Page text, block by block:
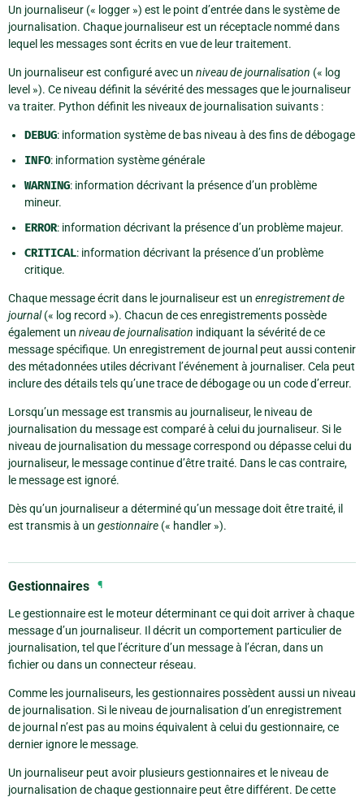
Un journaliseur (« logger ») est le point d’entrée dans le système de
journalisation. Chaque journaliseur est un réceptacle nommé dans
lequel les messages sont écrits en vue de leur traitement.
Un journaliseur est configuré avec un niveau de journalisation (« log
level »). Ce niveau définit la sévérité des messages que le journaliseur
va traiter. Python définit les niveaux de journalisation suivants :
DEBUG: information système de bas niveau à des fins de débogage
INFO: information système générale
WARNING: information décrivant la présence d’un problème
mineur.
ERROR: information décrivant la présence d’un problème majeur.
CRITICAL: information décrivant la présence d’un problème
critique.
Chaque message écrit dans le journaliseur est un enregistrement de
journal(« log record »). Chacun de ces enregistrements possède
également un niveau de journalisation indiquant la sévérité de ce
message spécifique. Un enregistrement de journal peut aussi contenir
des métadonnées utiles décrivant l’événement à journaliser. Cela peut
inclure des détails tels qu’une trace de débogage ou un code d’erreur.
Lorsqu’un message est transmis au journaliseur, le niveau de
journalisation du message est comparé à celui du journaliseur. Si le
niveau de journalisation du message correspond ou dépasse celui du
journaliseur, le message continue d’être traité. Dans le cas contraire,
le message est ignoré.
Dès qu’un journaliseur a déterminé qu’un message doit être traité, il
est transmis à un gestionnaire (« handler »).
Gestionnaires ¶
Le gestionnaire est le moteur déterminant ce qui doit arriver à chaque
message d’un journaliseur. Il décrit un comportement particulier de
journalisation, tel que l’écriture d’un message à l’écran, dans un
fichier ou dans un connecteur réseau.
Comme les journaliseurs, les gestionnaires possèdent aussi un niveau
de journalisation. Si le niveau de journalisation d’un enregistrement
de journal n’est pas au moins équivalent à celui du gestionnaire, ce
dernier ignore le message.
Un journaliseur peut avoir plusieurs gestionnaires et le niveau de
journalisation de chaque gestionnaire peut être différent. De cette